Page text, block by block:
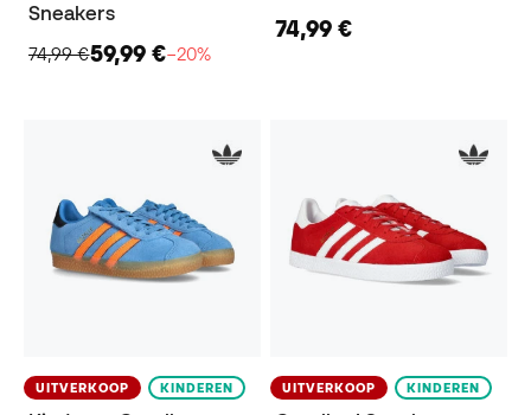
Sneakers
74,99 €59,99 €−20%
74,99 €
UITVERKOOP KINDEREN UITVERKOOP KINDEREN